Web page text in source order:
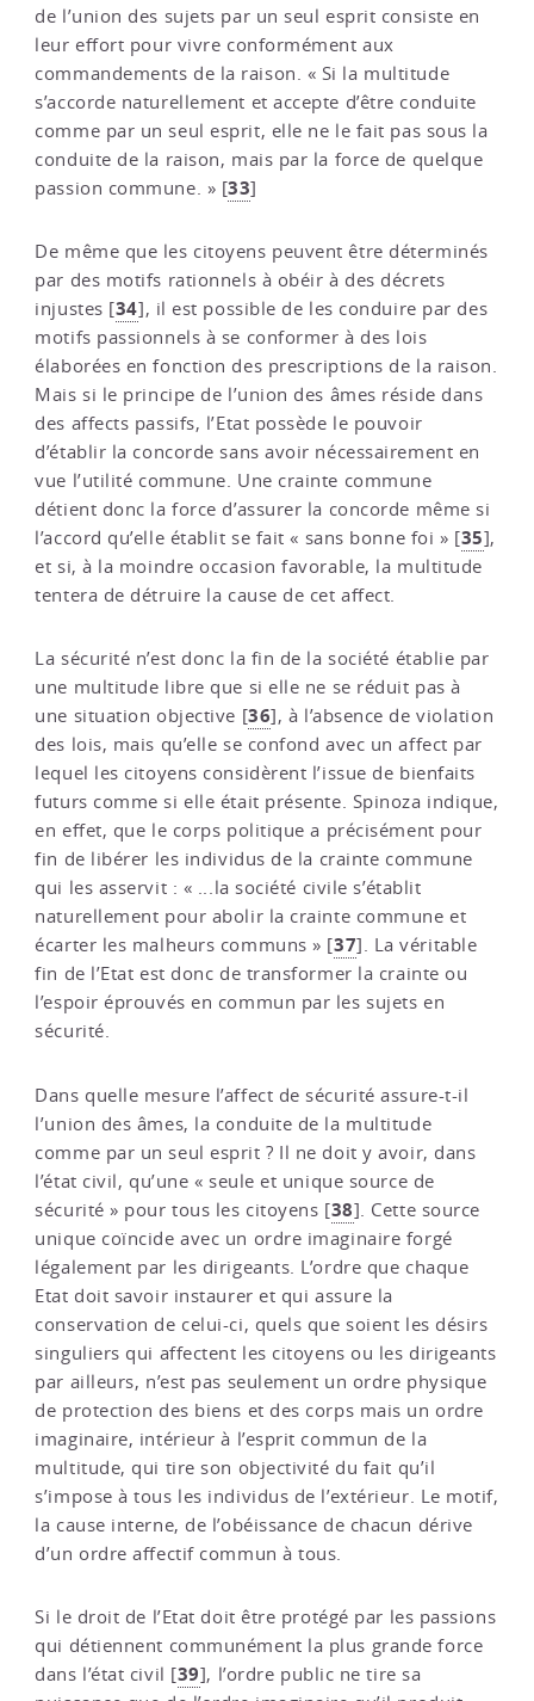
de l’union des sujets par un seul esprit consiste en
leur effort pour vivre conformément aux
commandements de la raison. « Si la multitude
s’accorde naturellement et accepte d’être conduite
comme par un seul esprit, elle ne le fait pas sous la
conduite de la raison, mais par la force de quelque
passion commune. » [33]
De même que les citoyens peuvent être déterminés
par des motifs rationnels à obéir à des décrets
injustes [34], il est possible de les conduire par des
motifs passionnels à se conformer à des lois
élaborées en fonction des prescriptions de la raison.
Mais si le principe de l’union des âmes réside dans
des affects passifs, l’Etat possède le pouvoir
d’établir la concorde sans avoir nécessairement en
vue l’utilité commune. Une crainte commune
détient donc la force d’assurer la concorde même si
l’accord qu’elle établit se fait « sans bonne foi » [35],
et si, à la moindre occasion favorable, la multitude
tentera de détruire la cause de cet affect.
La sécurité n’est donc la fin de la société établie par
une multitude libre que si elle ne se réduit pas à
une situation objective [36], à l’absence de violation
des lois, mais qu’elle se confond avec un affect par
lequel les citoyens considèrent l’issue de bienfaits
futurs comme si elle était présente. Spinoza indique,
en effet, que le corps politique a précisément pour
fin de libérer les individus de la crainte commune
qui les asservit : « ...la société civile s’établit
naturellement pour abolir la crainte commune et
écarter les malheurs communs » [37]. La véritable
fin de l’Etat est donc de transformer la crainte ou
l’espoir éprouvés en commun par les sujets en
sécurité.
Dans quelle mesure l’affect de sécurité assure-t-il
l’union des âmes, la conduite de la multitude
comme par un seul esprit ? Il ne doit y avoir, dans
l’état civil, qu’une « seule et unique source de
sécurité » pour tous les citoyens [38] . Cette source
unique coïncide avec un ordre imaginaire forgé
légalement par les dirigeants. L’ordre que chaque
Etat doit savoir instaurer et qui assure la
conservation de celui-ci, quels que soient les désirs
singuliers qui affectent les citoyens ou les dirigeants
par ailleurs, n’est pas seulement un ordre physique
de protection des biens et des corps mais un ordre
imaginaire, intérieur à l’esprit commun de la
multitude, qui tire son objectivité du fait qu’il
s’impose à tous les individus de l’extérieur. Le motif,
la cause interne, de l’obéissance de chacun dérive
d’un ordre affectif commun à tous.
Si le droit de l’Etat doit être protégé par les passions
qui détiennent communément la plus grande force
dans l’état civil [39], l’ordre public ne tire sa